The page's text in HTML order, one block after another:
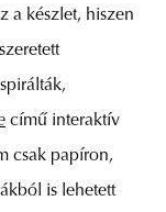
a készlet, hiszen
című interaktív
csak papíron,
is lehetett